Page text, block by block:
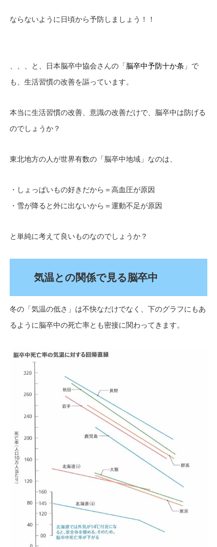
ならないように日頃から予防しましょう！！
、、、と、日本脳卒中協会さんの「脳卒中予防十か条 」で
も、生活習慣の改善を謳っています。
本当に生活習慣の改善、意識の改善だけで、脳卒中は防げる
のでしょうか？
東北地方の人が世界有数の「脳卒中地域」なのは、
・しょっぱいもの好きだから＝高血圧が原因
・雪が降ると外に出ないから＝運動不足が原因
と単純に考えて良いものなのでしょうか？
気温との関係で見る脳卒中
冬の「気温の低さ」は不快なだけでなく、下のグラフにもあ
るように脳卒中の死亡率とも密接に関わってきます。